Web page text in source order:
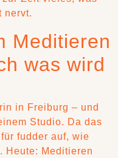
nervt.
Meditieren
was wird
in Freiburg – und
Studio. Da das
fudder auf, wie
Heute: Meditieren